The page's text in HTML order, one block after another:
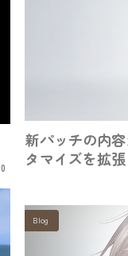
0
新パッチの内
タマイズを拡
Blog